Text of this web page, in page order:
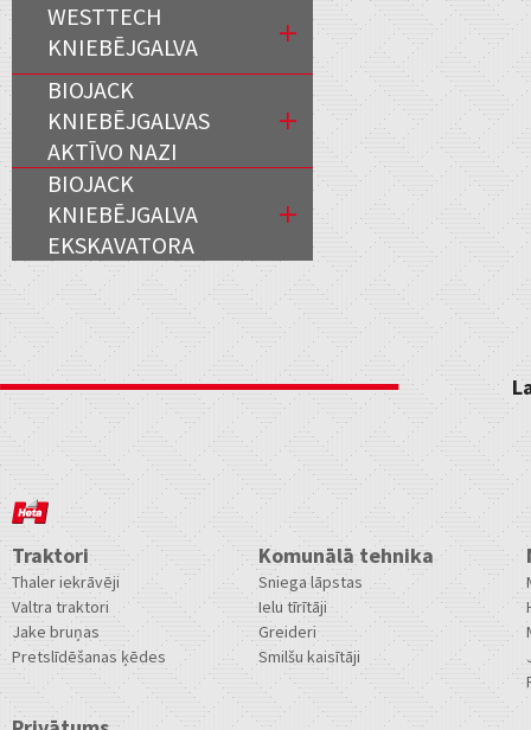
WESTTECH
KNIEBĒJGALVA
BIOJACK
KNIEBĒJGALVAS
AKTĪVO NAZI
BIOJACK
KNIEBĒJGALVA
EKSKAVATORA
Traktori
Thaler iekrāvēji
Valtra traktori
Jake bruņas
Pretslīdēšanas ķēdes
Komunālā tehnika
Sniega lāpstas
Ielu tīrītāji
Greideri
Smilšu kaisītāji